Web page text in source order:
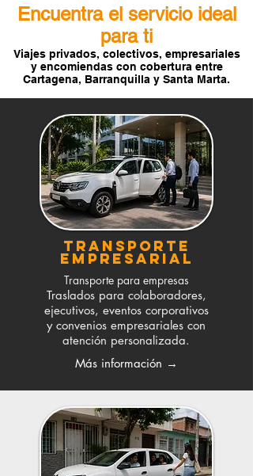
Encuentra el servicio ideal
para ti
Viajes privados, colectivos, empresariales
y encomiendas con cobertura entre
Cartagena, Barranquilla y Santa Marta.
TRANSPORTE
Empresarial
Transporte para empresas
Traslados para colaboradores,
ejecutivos, eventos corporativos
y convenios empresariales con
atención personalizada.
Más información →